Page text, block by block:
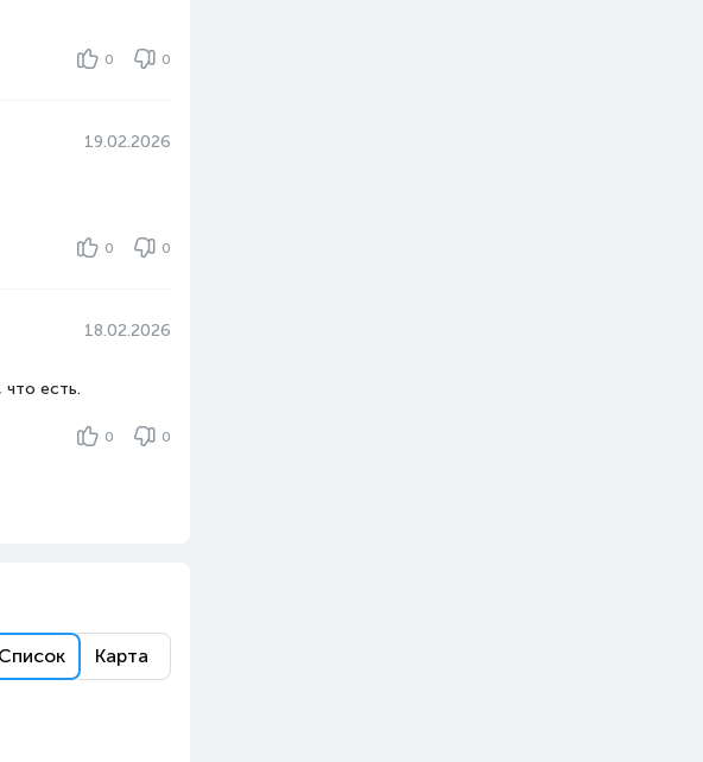
354
Да
0 0
19.02.2026
0 0
18.02.2026
есть.
0 0
Список Карта